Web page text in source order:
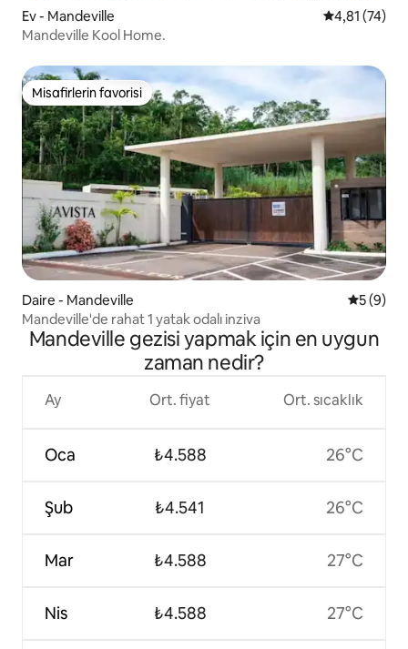
Ev - Mandeville 5 üzerinden
4,81 (74)
Mandeville Kool Home.
Misafirlerin favorisi
Misafirlerin favorisi
Daire - Mandeville 55 (9)
Mandeville'de rahat 1 yatak odalı inziva
Mandeville gezisi yapmak için en uygun
zaman nedir?
Ay
Oca
Şub
Mar
Nis
Ort. fiyat
₺4.588
₺4.541
₺4.588
₺4.588
Ort. sıcaklık
26°C
26°C
27°C
27°C